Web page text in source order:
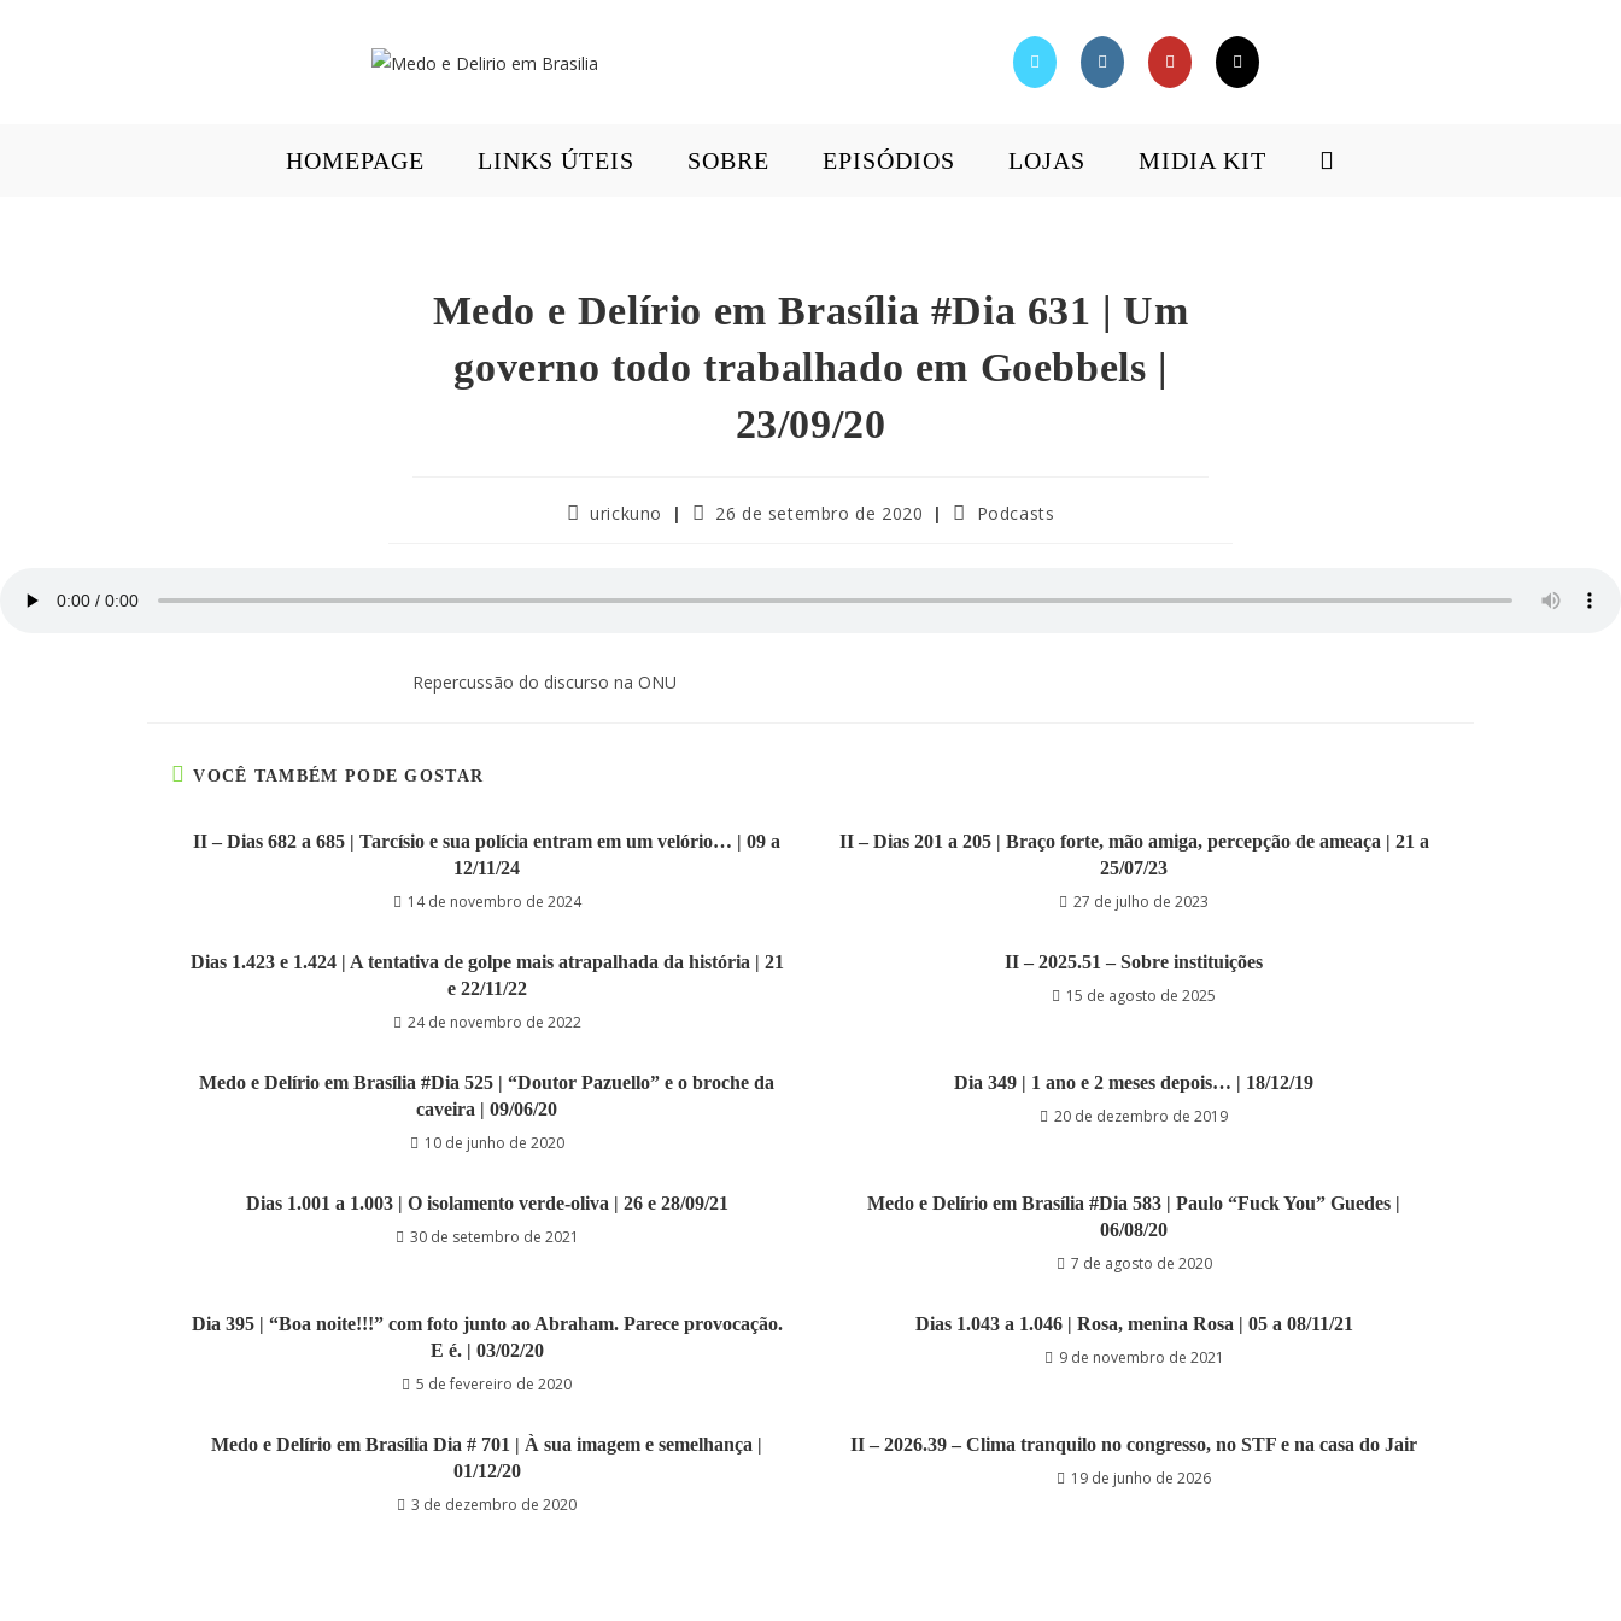
HOMEPAGE LINKS ÚTEIS SOBRE EPISÓDIOS LOJAS MIDIA KIT
Medo e Delírio em Brasília #Dia 631 | Um
governo todo trabalhado em Goebbels |
23/09/20
urickuno 26 de setembro de 2020 Podcasts
Repercussão do discurso na ONU
VOCÊ TAMBÉM PODE GOSTAR
II – Dias 682 a 685 | Tarcísio e sua polícia entram em um velório… | 09 a
12/11/24
14 de novembro de 2024
II – Dias 201 a 205 | Braço forte, mão amiga, percepção de ameaça | 21 a
25/07/23
27 de julho de 2023
Dias 1.423 e 1.424 | A tentativa de golpe mais atrapalhada da história | 21
e 22/11/22
24 de novembro de 2022
II – 2025.51 – Sobre instituições
15 de agosto de 2025
Medo e Delírio em Brasília #Dia 525 | “Doutor Pazuello” e o broche da
caveira | 09/06/20
10 de junho de 2020
Dia 349 | 1 ano e 2 meses depois… | 18/12/19
20 de dezembro de 2019
Dias 1.001 a 1.003 | O isolamento verde-oliva | 26 e 28/09/21
30 de setembro de 2021
Medo e Delírio em Brasília #Dia 583 | Paulo “Fuck You” Guedes |
06/08/20
7 de agosto de 2020
Dia 395 | “Boa noite!!!” com foto junto ao Abraham. Parece provocação.
E é. | 03/02/20
5 de fevereiro de 2020
Dias 1.043 a 1.046 | Rosa, menina Rosa | 05 a 08/11/21
9 de novembro de 2021
Medo e Delírio em Brasília Dia # 701 | À sua imagem e semelhança |
01/12/20
3 de dezembro de 2020
II – 2026.39 – Clima tranquilo no congresso, no STF e na casa do Jair
19 de junho de 2026